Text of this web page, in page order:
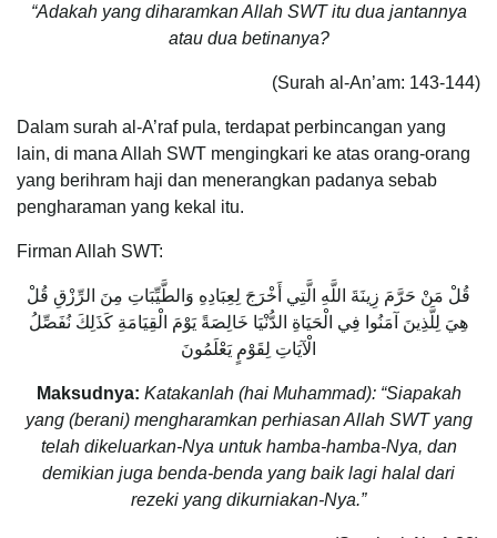
“Adakah yang diharamkan Allah SWT itu dua jantannya
atau dua betinanya?
(Surah al-An’am: 143-144)
Dalam surah al-A’raf pula, terdapat perbincangan yang
lain, di mana Allah SWT mengingkari ke atas orang-orang
yang berihram haji dan menerangkan padanya sebab
pengharaman yang kekal itu.
Firman Allah SWT:
قُلْ مَنْ حَرَّمَ زِينَةَ اللَّهِ الَّتِي أَخْرَجَ لِعِبَادِهِ وَالطَّيِّبَاتِ مِنَ الرِّزْقِ قُلْ
هِيَ لِلَّذِينَ آمَنُوا فِي الْحَيَاةِ الدُّنْيَا خَالِصَةً يَوْمَ الْقِيَامَةِ كَذَلِكَ نُفَصِّلُ
الْآيَاتِ لِقَوْمٍ يَعْلَمُونَ
Maksudnya: Katakanlah (hai Muhammad): “Siapakah
yang (berani) mengharamkan perhiasan Allah SWT yang
telah dikeluarkan-Nya untuk hamba-hamba-Nya, dan
demikian juga benda-benda yang baik lagi halal dari
rezeki yang dikurniakan-Nya.”